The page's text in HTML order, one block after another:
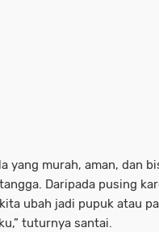
yang murah, aman, dan
Daripada pusing
ubah jadi pupuk atau
tuturnya santai.